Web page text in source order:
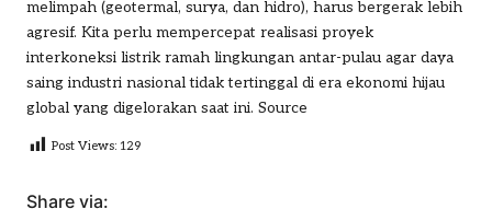
melimpah (geotermal, surya, dan hidro), harus bergerak lebih
agresif. Kita perlu mempercepat realisasi proyek
interkoneksi listrik ramah lingkungan antar-pulau agar daya
saing industri nasional tidak tertinggal di era ekonomi hijau
global yang digelorakan saat ini. Source
Post Views: 129
Share via: